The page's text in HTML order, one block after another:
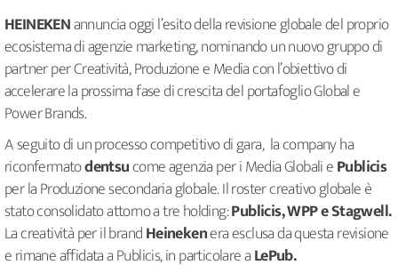
HEINEKENannuncia oggi l’esito della revisione globale del proprio
ecosistema di agenzie marketing, nominando un nuovo gruppo di
partner per Creatività, Produzione e Media con l’obiettivo di
accelerare la prossima fase di crescita del portafoglio Global e
Power Brands.
A seguito di un processo competitivo di gara, la company ha
riconfermatodentsucome agenzia per i Media Globali ePublicis
per la Produzione secondaria globale. Il roster creativo globale è
stato consolidato attorno a tre holding:Publicis, WPP e Stagwell.
La creatività per il brandHeinekenera esclusa da questa revisione
e rimane affidata a Publicis, in particolare aLePub.